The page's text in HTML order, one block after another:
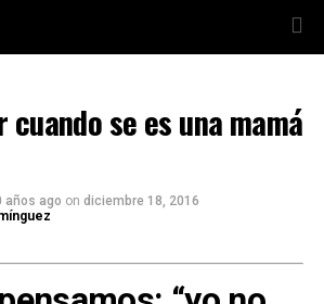
cuando se es una mamá
años ago on diciembre 18, 2016